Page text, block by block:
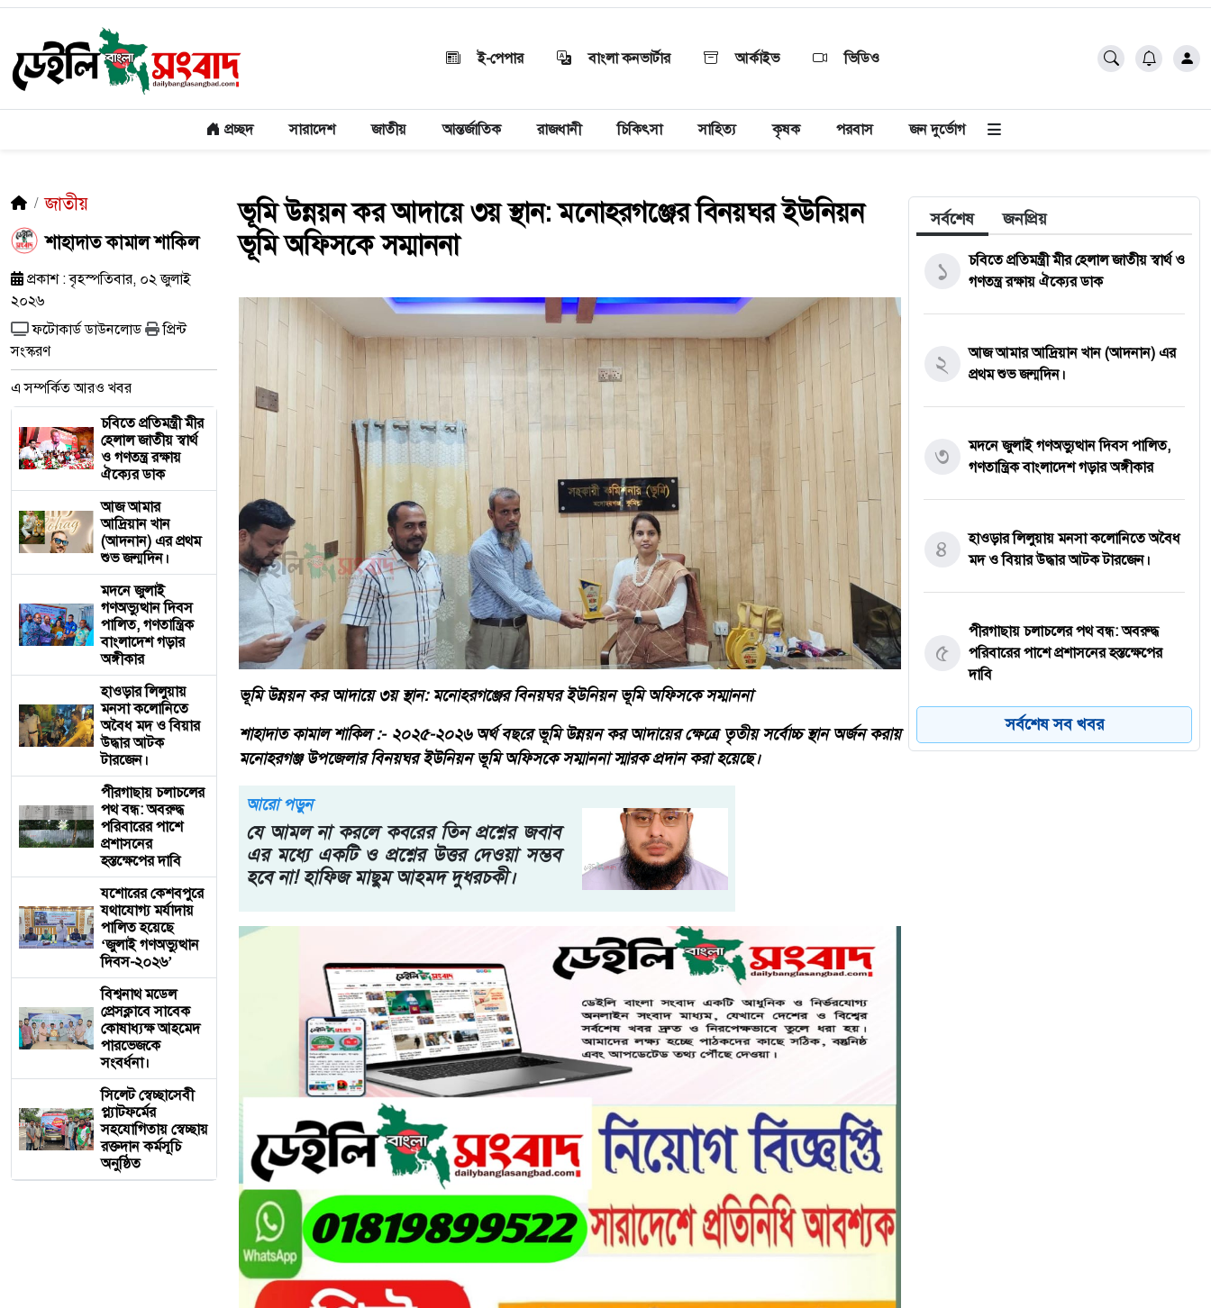
ই-পেপার বাংলা কনভার্টার আর্কাইভ ভিডিও
প্রচ্ছদ সারাদেশ জাতীয় আন্তর্জাতিক রাজধানী চিকিৎসা সাহিত্য কৃষক পরবাস জন দুর্ভোগ
জাতীয়
শাহাদাত কামাল শাকিল
প্রকাশ : বৃহস্পতিবার, ০২ জুলাই
২০২৬
ফটোকার্ড ডাউনলোড
প্রিন্ট
সংস্করণ
এ সম্পর্কিত আরও খবর
চবিতে প্রতিমন্ত্রী মীর
হেলাল জাতীয় স্বার্থ
ও গণতন্ত্র রক্ষায়
ঐক্যের ডাক
আজ আমার
আদ্রিয়ান খান
(আদনান) এর প্রথম
শুভ জন্মদিন।
মদনে জুলাই
গণঅভ্যুত্থান দিবস
পালিত, গণতান্ত্রিক
বাংলাদেশ গড়ার
অঙ্গীকার
হাওড়ার লিলুয়ায়
মনসা কলোনিতে
অবৈধ মদ ও বিয়ার
উদ্ধার আটক
টারজেন।
পীরগাছায় চলাচলের
পথ বন্ধ: অবরুদ্ধ
পরিবারের পাশে
প্রশাসনের
হস্তক্ষেপের দাবি
যশোরের কেশবপুরে
যথাযোগ্য মর্যাদায়
পালিত হয়েছে
‘জুলাই গণঅভ্যুত্থান
দিবস-২০২৬’
বিশ্বনাথ মডেল
প্রেসক্লাবে সাবেক
কোষাধ্যক্ষ আহমেদ
পারভেজকে
সংবর্ধনা।
সিলেট স্বেচ্ছাসেবী
প্ল্যাটফর্মের
সহযোগিতায় স্বেচ্ছায়
রক্তদান কর্মসূচি
অনুষ্ঠিত
ভূমি উন্নয়ন কর আদায়ে ৩য় স্থান: মনোহরগঞ্জের বিনয়ঘর ইউনিয়ন
ভূমি অফিসকে সম্মাননা
ভূমি উন্নয়ন কর আদায়ে ৩য় স্থান: মনোহরগঞ্জের বিনয়ঘর ইউনিয়ন ভূমি অফিসকে সম্মাননা
শাহাদাত কামাল শাকিল :- ২০২৫-২০২৬ অর্থ বছরে ভূমি উন্নয়ন কর আদায়ের ক্ষেত্রে তৃতীয় সর্বোচ্চ স্থান অর্জন করায়
মনোহরগঞ্জ উপজেলার বিনয়ঘর ইউনিয়ন ভূমি অফিসকে সম্মাননা স্মারক প্রদান করা হয়েছে।
আরো পড়ুন
যে আমল না করলে কবরের তিন প্রশ্নের জবাব
এর মধ্যে একটি ও প্রশ্নের উত্তর দেওয়া সম্ভব
হবে না! হাফিজ মাছুম আহমদ দুধরচকী।
সর্বশেষ জনপ্রিয়
১
চবিতে প্রতিমন্ত্রী মীর হেলাল জাতীয় স্বার্থ ও
গণতন্ত্র রক্ষায় ঐক্যের ডাক
২
আজ আমার আদ্রিয়ান খান (আদনান) এর
প্রথম শুভ জন্মদিন।
৩
মদনে জুলাই গণঅভ্যুত্থান দিবস পালিত,
গণতান্ত্রিক বাংলাদেশ গড়ার অঙ্গীকার
৪
হাওড়ার লিলুয়ায় মনসা কলোনিতে অবৈধ
মদ ও বিয়ার উদ্ধার আটক টারজেন।
৫
পীরগাছায় চলাচলের পথ বন্ধ: অবরুদ্ধ
পরিবারের পাশে প্রশাসনের হস্তক্ষেপের
দাবি
যশোরের কেশবপুরে যথাযোগ্য মর্যাদায়
সর্বশেষ সব খবর